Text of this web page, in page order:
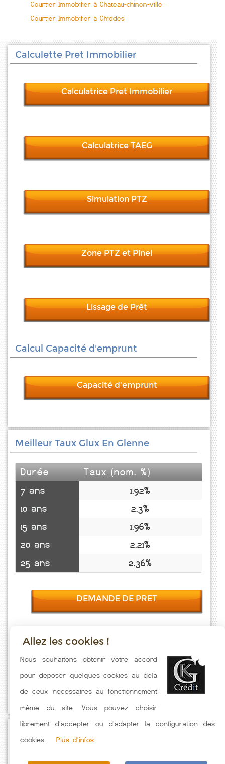
Courtier Immobilier à Chateau-chinon-ville
Courtier Immobilier à Chiddes
Calculette Pret Immobilier
Calculatrice Pret Immobilier
Calculatrice TAEG
Simulation PTZ
Zone PTZ et Pinel
Lissage de Prêt
Calcul Capacité d'emprunt
Capacité d'emprunt
Meilleur Taux Glux En Glenne
Durée
Taux (nom. %)
7 ans
1.92%
10 ans
2.3%
15 ans
1.96%
20 ans
2.21%
25 ans
2.36%
DEMANDE DE PRET
Taux emprunt actualisés (Glux En Glenne) toutes les semaines. Taux
Immobilier pratiqués par nos partenaires bancaires. Meilleur Taux
hors assurance. Taux crédit immobilier indicatif fonction des
caractéristiques de l'emprunteur.
Allez les cookies !
Nous souhaitons obtenir votre accord
pour déposer quelques cookies au delà
de ceux nécessaires au fonctionnement
même du site. Vous pouvez choisir
librement d'accepter ou d'adapter la configuration des
cookies.
Plus d'infos